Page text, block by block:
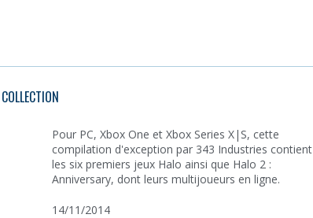
Pour PC, Xbox One et Xbox Series X|S, cette
compilation d'exception par 343 Industries contient
les six premiers jeux Halo ainsi que Halo 2 :
Anniversary, dont leurs multijoueurs en ligne.
14/11/2014